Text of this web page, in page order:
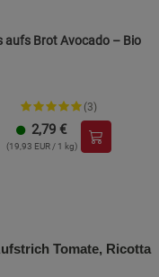
aufs Brot Avocado – Bio
(3)
2,79 €
(19,93 EUR / 1 kg)
Tomate, Ricotta